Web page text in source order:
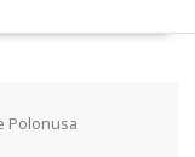
Polonusa